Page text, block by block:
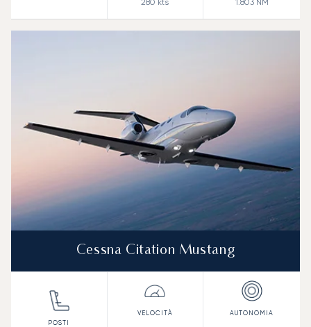
280 kts 1.803NM
Cessna Citation Mustang